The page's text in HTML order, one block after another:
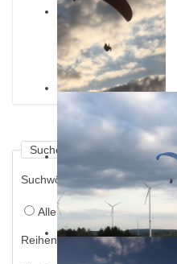
Suchen
Suchwörter:
Alle Wörter Irgendein
Reihenfolge: